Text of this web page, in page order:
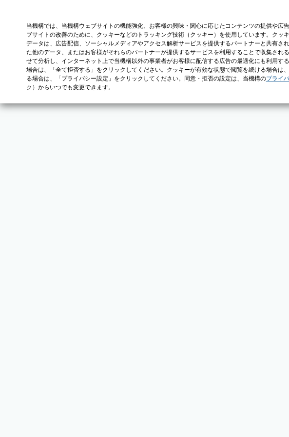
当機構では、当機構ウェブサイトの機能強化、お客様の興味・関心に応じたコンテンツの提供や
ブサイトの改善のために、クッキーなどのトラッキング技術（クッキー）を使用しています。ク
データは、広告配信、ソーシャルメディアやアクセス解析サービスを提供するパートナーと共有さ
た他のデータ、またはお客様がそれらのパートナーが提供するサービスを利用することで収集さ
せて分析し、インターネット上で当機構以外の事業者がお客様に配信する広告の最適化にも利用
場合は、「全て拒否する」をクリックしてください。クッキーが有効な状態で閲覧を続ける場合
る場合は、「プライバシー設定」をクリックしてください。同意・拒否の設定は、当機構のプライ
ク）からいつでも変更できます。